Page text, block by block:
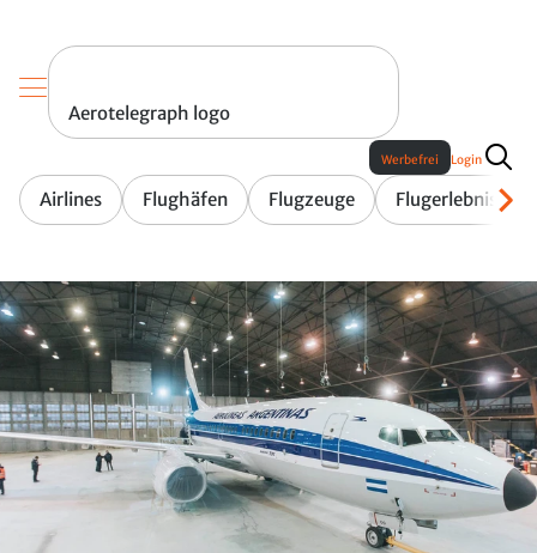
Aerotelegraph logo
Airlines Flughäfen Flugzeuge Flugerlebnis
Werbefrei Login